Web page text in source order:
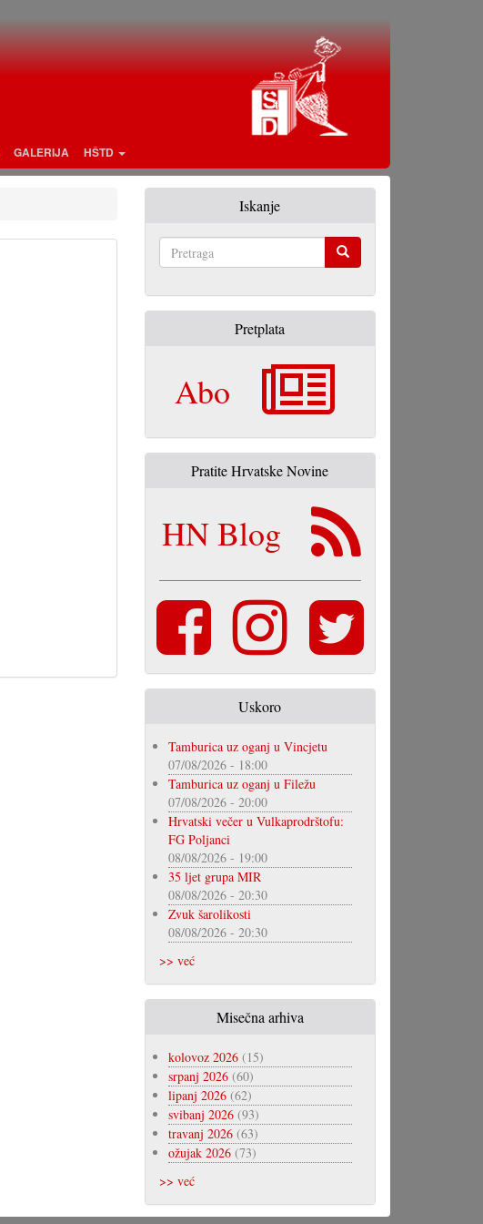
GALERIJA HŠTD
Iskanje
Pretplata
Abo
Pratite Hrvatske Novine
HN Blog
Uskoro
Tamburica uz oganj u Vincjetu
07/08/2026 - 18:00
Tamburica uz oganj u Filežu
07/08/2026 - 20:00
Hrvatski večer u Vulkaprodrštofu:
FG Poljanci
08/08/2026 - 19:00
35 ljet grupa MIR
08/08/2026 - 20:30
Zvuk šarolikosti
08/08/2026 - 20:30
>> već
Misečna arhiva
kolovoz 2026(15)
srpanj 2026(60)
lipanj 2026(62)
svibanj 2026(93)
travanj 2026(63)
ožujak 2026(73)
>> već